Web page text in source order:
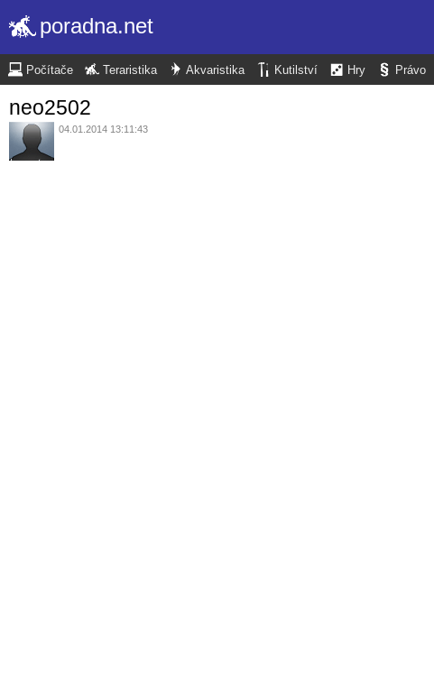
poradna.net
Počítače Teraristika Akvaristika Kutilství Hry Právo
neo2502
04.01.2014 13:11:43